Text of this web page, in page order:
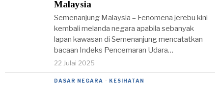
Malaysia
Semenanjung Malaysia – Fenomena jerebu kini
kembali melanda negara apabila sebanyak
lapan kawasan di Semenanjung mencatatkan
bacaan Indeks Pencemaran Udara…
22 Julai 2025
DASAR NEGARA · KESIHATAN